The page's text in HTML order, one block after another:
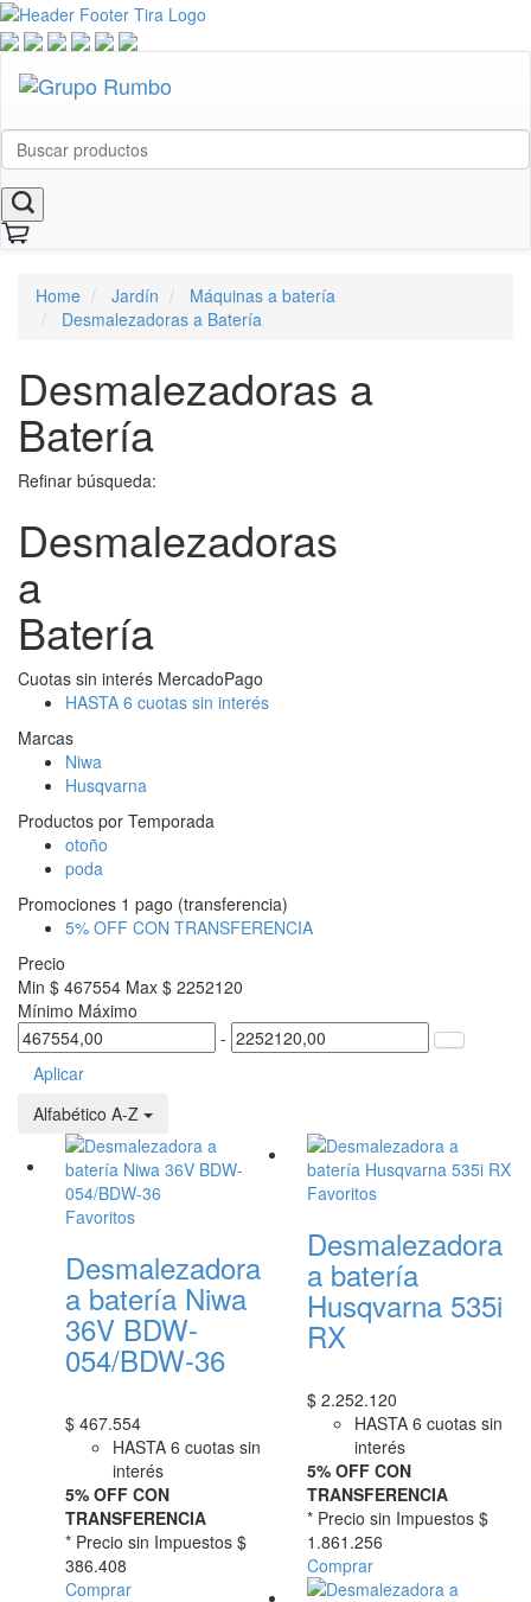
Home Jardín
Máquinas a batería
Desmalezadoras a Batería
Desmalezadoras a
Batería
Refinar búsqueda:
Desmalezadoras
a
Batería
Cuotas sin interés MercadoPago
HASTA 6 cuotas sin interés
Marcas
Niwa
Husqvarna
Productos por Temporada
otoño
poda
Promociones 1 pago (transferencia)
5% OFF CON TRANSFERENCIA
Precio
Min $ 467554 Max $ 2252120
Mínimo Máximo
-
Aplicar
Alfabético A-Z
Favoritos
Desmalezadora
a batería Niwa
36V BDW-
054/BDW-36
$ 467.554
HASTA 6 cuotas sin
interés
5% OFF CON
TRANSFERENCIA
* Precio sin Impuestos $
386.408
Comprar
Favoritos
Desmalezadora
a batería
Husqvarna 535i
RX
$ 2.252.120
HASTA 6 cuotas sin
interés
5% OFF CON
TRANSFERENCIA
* Precio sin Impuestos $
1.861.256
Comprar